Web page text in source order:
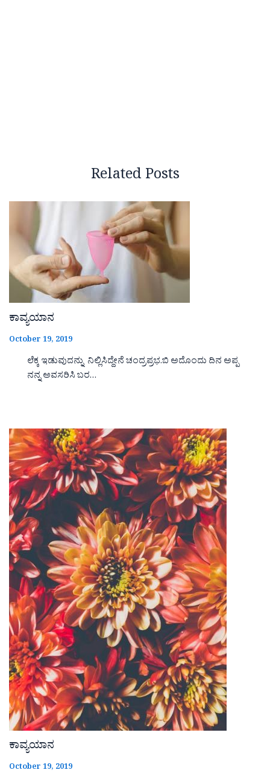
Related Posts
ಕಾವ್ಯಯಾನ
October 19, 2019
ಲೆಕ್ಕ ಇಡುವುದನ್ನು ನಿಲ್ಲಿಸಿದ್ದೇನೆ ಚಂದ್ರಪ್ರಭ.ಬಿ ಅದೊಂದು ದಿನ ಅಪ್ಪ
ನನ್ನ ಅವಸರಿಸಿ ಬರ…
ಕಾವ್ಯಯಾನ
October 19, 2019